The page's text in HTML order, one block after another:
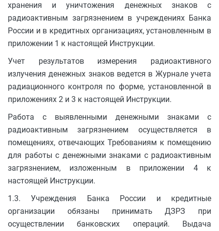
хранения и уничтожения денежных знаков с
радиоактивным загрязнением в учреждениях Банка
России и в кредитных организациях, установленным в
приложении 1 к настоящей Инструкции.
Учет результатов измерения радиоактивного
излучения денежных знаков ведется в Журнале учета
радиационного контроля по форме, установленной в
приложениях 2 и 3 к настоящей Инструкции.
Работа с выявленными денежными знаками с
радиоактивным загрязнением осуществляется в
помещениях, отвечающих Требованиям к помещению
для работы с денежными знаками с радиоактивным
загрязнением, изложенным в приложении 4 к
настоящей Инструкции.
1.3. Учреждения Банка России и кредитные
организации обязаны принимать ДЗРЗ при
осуществлении банковских операций. Выдача